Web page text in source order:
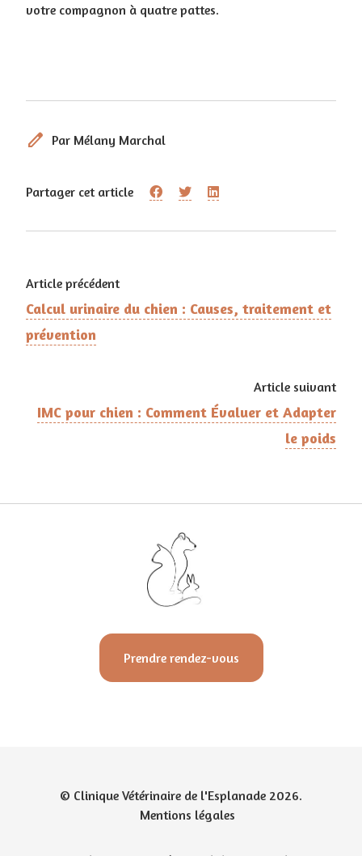
votre compagnon à quatre pattes.
edit Par Mélany Marchal
Partager cet article
Article précédent
Calcul urinaire du chien : Causes, traitement et
prévention
Article suivant
IMC pour chien : Comment Évaluer et Adapter
le poids
Prendre rendez-vous
© Clinique Vétérinaire de l'Esplanade 2026.
Mentions légales